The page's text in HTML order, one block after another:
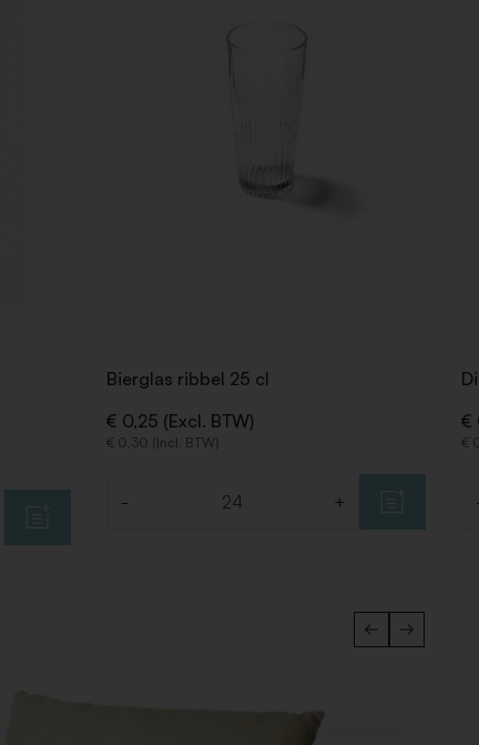
Bierglas ribbel 25 cl
€ 0,25 (Excl. BTW)
€ 0,30 (Incl. BTW)
- +
€
€